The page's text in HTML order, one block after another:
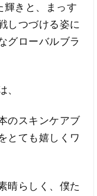
きと、まっす
しつづける姿に
グローバルブラ
のスキンケアブ
とても嬉しくワ
晴らしく、僕た